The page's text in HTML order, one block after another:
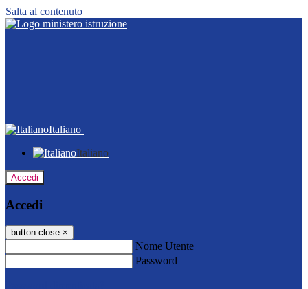
Salta al contenuto
Italiano
Italiano
Accedi
Accedi
button close ×
Nome Utente
Password